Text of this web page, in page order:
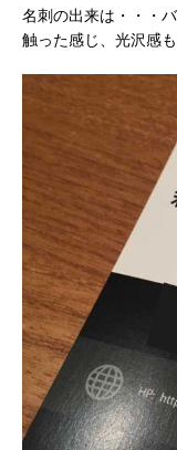
名刺の出来は・・・
触った感じ、光沢感